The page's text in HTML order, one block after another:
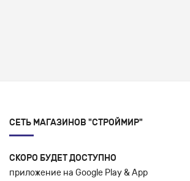
СЕТЬ МАГАЗИНОВ "СТРОЙМИР"
СКОРО БУДЕТ ДОСТУПНО
приложение на Google Play & App